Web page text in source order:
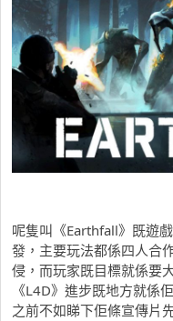
呢隻叫《Earthfall》既遊
發，主要玩法都係四人合
侵，而玩家既目標就係要
《L4D》進步既地方就係
之前不如睇下佢條宣傳片